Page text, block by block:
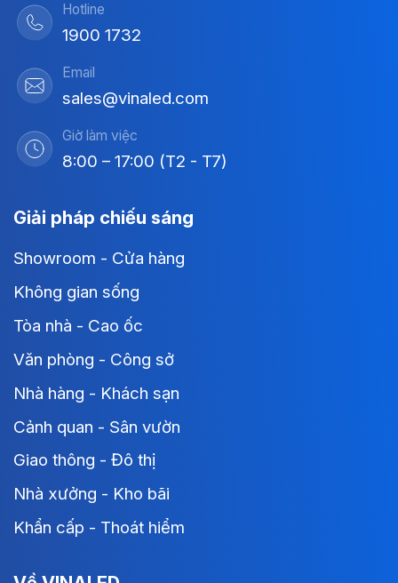
Hotline
1900 1732
Email
sales@vinaled.com
Giờ làm việc
8:00 – 17:00 (T2 - T7)
Giải pháp chiếu sáng
Showroom - Cửa hàng
Không gian sống
Tòa nhà - Cao ốc
Văn phòng - Công sở
Nhà hàng - Khách sạn
Cảnh quan - Sân vườn
Giao thông - Đô thị
Nhà xưởng - Kho bãi
Khẩn cấp - Thoát hiểm